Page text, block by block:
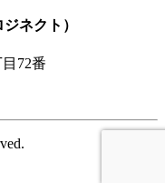
ネクト）
72番